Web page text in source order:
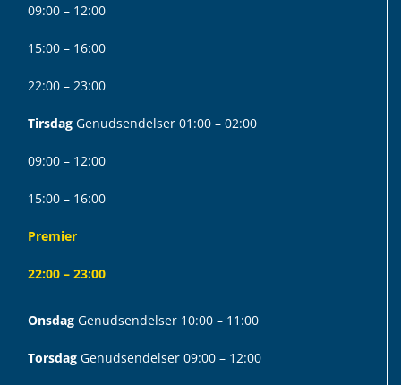
09:00 – 12:00
15:00 – 16:00
22:00 – 23:00
Tirsdag Genudsendelser 01:00 – 02:00
09:00 – 12:00
15:00 – 16:00
Premier
22:00 – 23:00
Onsdag Genudsendelser 10:00 – 11:00
Torsdag Genudsendelser 09:00 – 12:00